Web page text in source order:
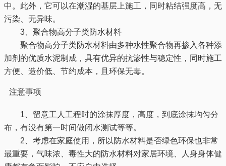
中。此外，它可以在潮湿的基层上施工，同时粘结强度高，无
污染、无异味。
3、聚合物高分子类防水材料
聚合物高分子类防水材料由多种水性聚合物再掺入各种添
加剂的优质水泥制成，具有优异的抗渗性与稳定性，同时施工
方便、造价低、节约成本，且环保无毒。
注意事项
1、留意工人工程时的涂抹厚度，高度，到底涂抹均匀分
布，有没有第一时间做闭水测试等等。
2、考虑在家庭使用，所以防水材料是否绿色环保也非常
最重要，气味浓、毒性大的防水材料对家居环境、人身身体健